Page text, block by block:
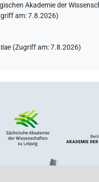
Akademie der
am:7.8.2026)
(Zugriff am:7.8.2026)